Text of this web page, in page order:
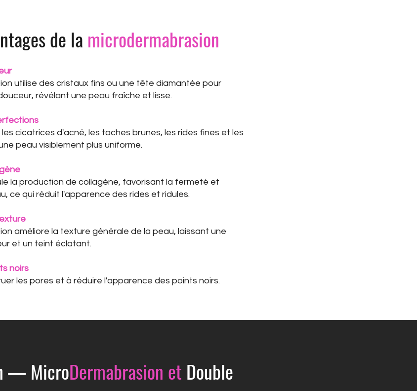
de la microdermabrasion
utilise des cristaux fins ou une tête diamantée pour
révélant une peau fraîche et lisse.
cicatrices d'acné, les taches brunes, les rides fines et les
peau visiblement plus uniforme.
la production de collagène, favorisant la fermeté et
ce qui réduit l'apparence des rides et ridules.
améliore la texture générale de la peau, laissant une
et un teint éclatant.
noirs
les pores et à réduire l'apparence des points noirs.
— MicroDermabrasion et Double